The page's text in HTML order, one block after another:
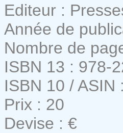
Editeur :
Année de
Nombre de
ISBN 13 : 978-
ISBN 10 / ASIN
Prix : 20
Devise : €